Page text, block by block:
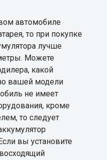
автомобиле
то при покупке
лучше
Можете
какой
вашей модели
не имеет
кроме
то следует
вы установите